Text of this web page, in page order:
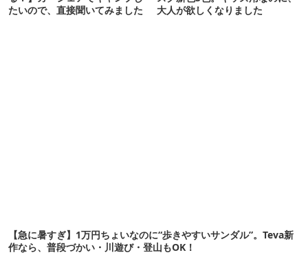
たいので、直接聞いてみました
大人が欲しくなりました
【急に暑すぎ】1万円ちょいなのに“歩きやすいサンダル”。Teva新
作なら、普段づかい・川遊び・登山もOK！